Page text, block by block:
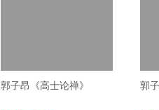
郭子昂《高士论禅》 郭